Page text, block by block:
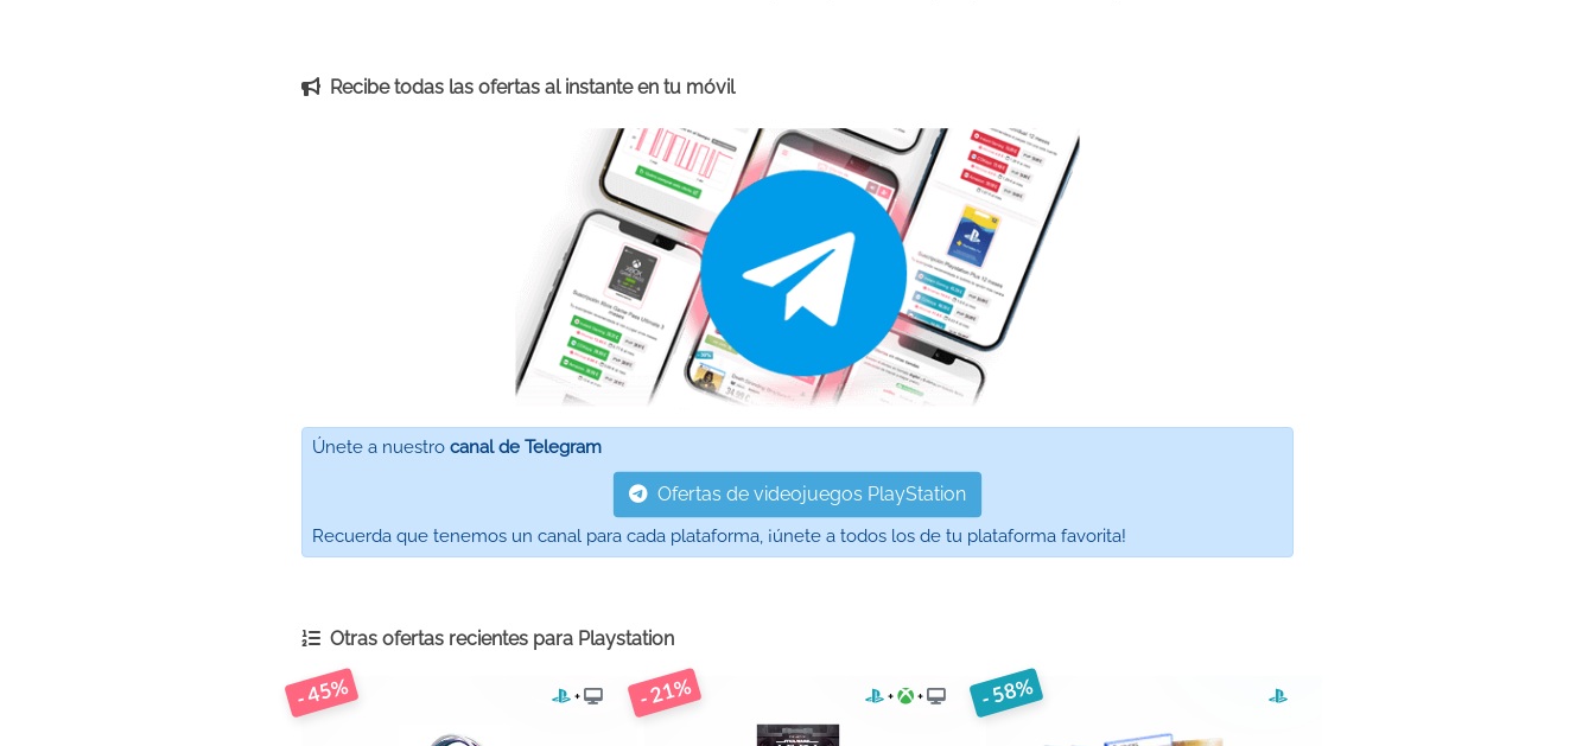
Recibe todas las ofertas al instante en tu móvil
Únete a nuestro canal de Telegram
Ofertas de videojuegos PlayStation
Recuerda que tenemos un canal para cada plataforma, ¡únete a todos los de tu plataforma favorita!
Otras ofertas recientes para Playstation
- 45% + - 21% + + - 58%